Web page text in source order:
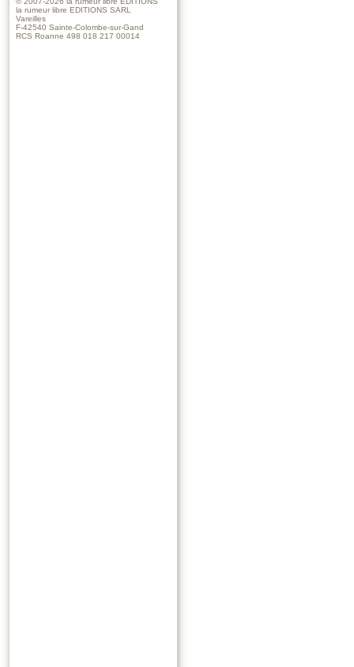
la rumeur libre EDITIONS SARL
Vareilles
F-42540 Sainte-Colombe-sur-Gand
RCS Roanne 498 018 217 00014